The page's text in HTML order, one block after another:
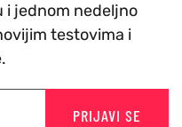
i jednom nedeljno
testovima i
PRIJAVI SE